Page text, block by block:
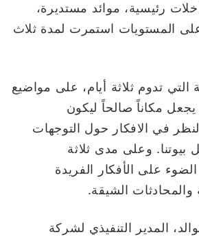
رئيسية، موائد مستديرة،
المستويات استمرت لمدة ثلاث
التي تدوم ثلاثة أيام، على مواضيع
مكاناً صالحاً ليكون
في الافكار حول التوجهات
وعلى مدى ثلاثة
على الأفكار الفريدة
والمحادثات الشيقة.
المدير التنفيذي لشركة